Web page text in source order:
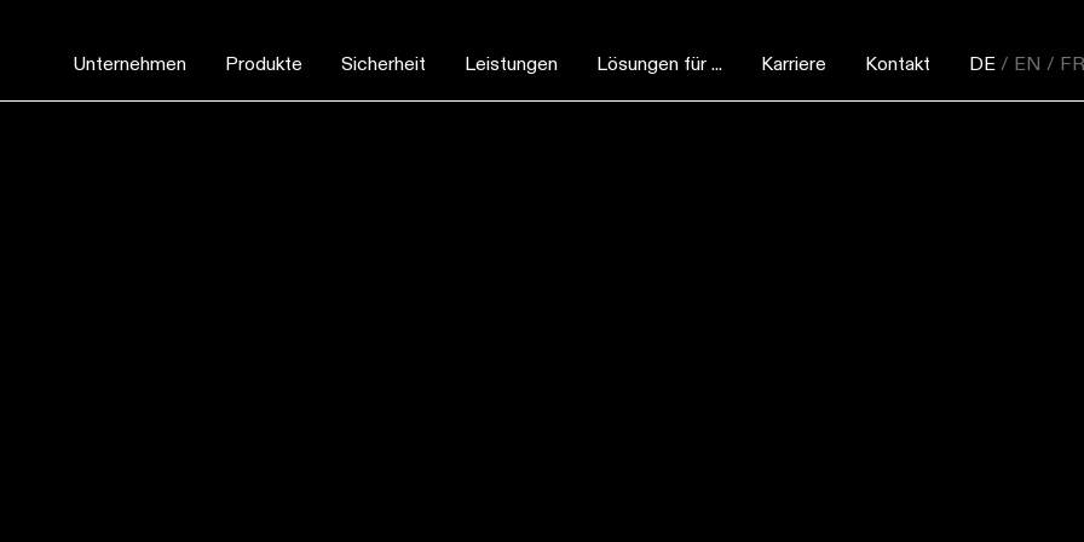
Unternehmen Produkte Sicherheit Leistungen Lösungen für ... Karriere Kontakt DE / EN / FR